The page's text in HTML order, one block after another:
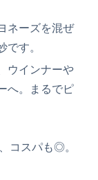
ネーズを混ぜ
です。
ウインナーや
へ。まるでピ
コスパも◎。